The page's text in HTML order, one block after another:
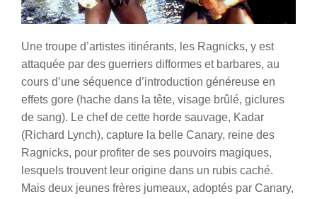
Une troupe d’artistes itinérants, les Ragnicks, y est
attaquée par des guerriers difformes et barbares, au
cours d’une séquence d’introduction généreuse en
effets gore (hache dans la tête, visage brûlé, giclures
de sang). Le chef de cette horde sauvage, Kadar
(Richard Lynch), capture la belle Canary, reine des
Ragnicks, pour profiter de ses pouvoirs magiques,
lesquels trouvent leur origine dans un rubis caché.
Mais deux jeunes frères jumeaux, adoptés par Canary,